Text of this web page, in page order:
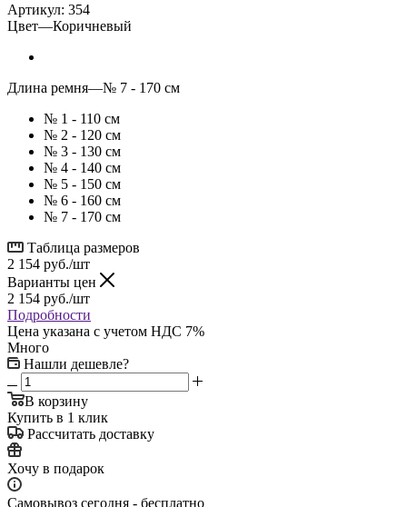
Артикул: 354
Цвет—Коричневый
Длина ремня—№ 7 - 170 см
№ 1 - 110 см
№ 2 - 120 см
№ 3 - 130 см
№ 4 - 140 см
№ 5 - 150 см
№ 6 - 160 см
№ 7 - 170 см
Таблица размеров
2 154 руб./шт
Варианты цен
2 154 руб./шт
Подробности
Цена указана с учетом НДС 7%
Много
Нашли дешевле?
В корзину
Купить в 1 клик
Рассчитать доставку
Хочу в подарок
Самовывоз сегодня - бесплатно